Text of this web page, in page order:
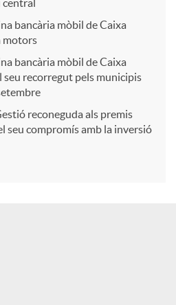
central
bancària mòbil de Caixa
motors
bancària mòbil de Caixa
seu recorregut pels municipis
reconeguda als premis
seu compromís amb la inversió